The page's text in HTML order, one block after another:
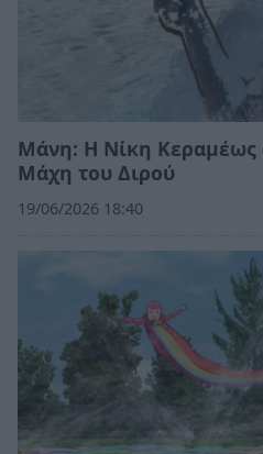
Μάνη: Η Νίκη Κεραμέως
Μάχη του Διρού
19/06/2026 18:40